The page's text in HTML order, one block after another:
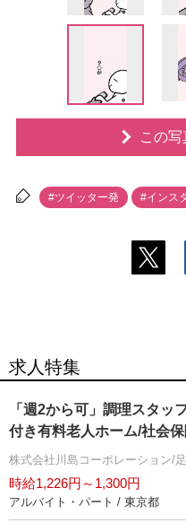
この
#ツイッター発 #インス
求人特集
「週2から可」調理スタッ
付き有料老人ホーム/社会
株式会社川島コーポレーション/
時給1,226円～1,300円
アルバイト・パート / 東京都